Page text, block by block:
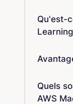
Qu'est-
Quels
AWS